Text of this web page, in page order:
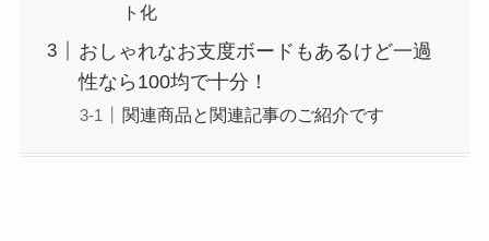
ト化
おしゃれなお支度ボードもあるけど一過
性なら100均で十分！
関連商品と関連記事のご紹介です